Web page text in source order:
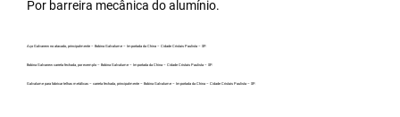
Por barreira mecânica do alumínio.
Aço Galvanew no atacado, principalmente – Bobina Galvalume – Importada da China – Cidade Cristais Paulista – SP.
Bobina Galvanew carreta fechada, por exemplo – Bobina Galvalume – Importada da China – Cidade Cristais Paulista – SP.
Galvalume para fabricar telhas metálicas – carreta fechada, principalmente – Bobina Galvalume – Importada da China – Cidade Cristais Paulista – SP.